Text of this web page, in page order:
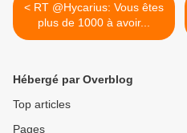
< RT @Hycarius: Vous êtes
plus de 1000 à avoir...
Hébergé par Overblog
Top articles
Pages